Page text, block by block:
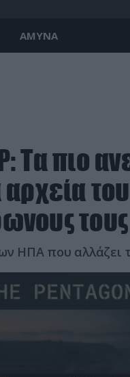
ΑΜΥΝΑ
Τα πιο
τους
ΗΠΑ που αλλάζει